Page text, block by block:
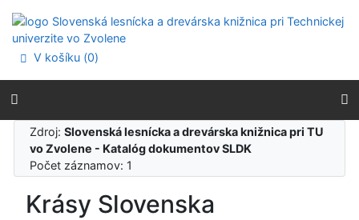
Prejsť na menu
Prehlásenie o webovej prístupnosti
V košíku (0)
Zdroj:Slovenská lesnícka a drevárska knižnica pri TU
vo Zvolene - Katalóg dokumentov SLDK
Počet záznamov: 1
Krásy Slovenska